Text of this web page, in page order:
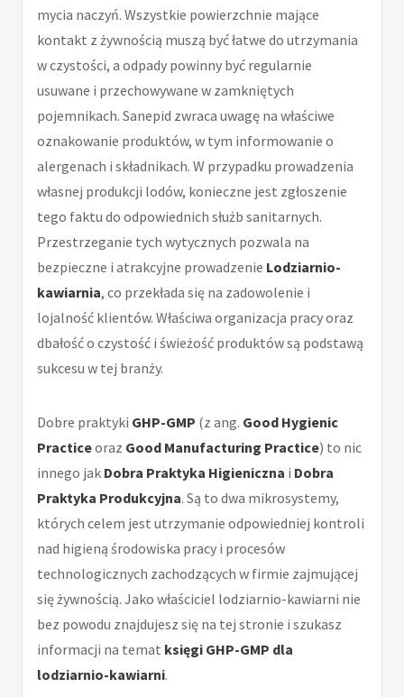
mycia naczyń. Wszystkie powierzchnie mające
kontakt z żywnością muszą być łatwe do utrzymania
w czystości, a odpady powinny być regularnie
usuwane i przechowywane w zamkniętych
pojemnikach. Sanepid zwraca uwagę na właściwe
oznakowanie produktów, w tym informowanie o
alergenach i składnikach. W przypadku prowadzenia
własnej produkcji lodów, konieczne jest zgłoszenie
tego faktu do odpowiednich służb sanitarnych.
Przestrzeganie tych wytycznych pozwala na
bezpieczne i atrakcyjne prowadzenie Lodziarnio-
kawiarnia, co przekłada się na zadowolenie i
lojalność klientów. Właściwa organizacja pracy oraz
dbałość o czystość i świeżość produktów są podstawą
sukcesu w tej branży.
Dobre praktyki GHP-GMP (z ang. Good Hygienic
Practiceoraz Good Manufacturing Practice) to nic
innego jak Dobra Praktyka Higieniczna i Dobra
Praktyka Produkcyjna. Są to dwa mikrosystemy,
których celem jest utrzymanie odpowiedniej kontroli
nad higieną środowiska pracy i procesów
technologicznych zachodzących w firmie zajmującej
się żywnością. Jako właściciel lodziarnio-kawiarni nie
bez powodu znajdujesz się na tej stronie i szukasz
informacji na temat księgi GHP-GMP dla
lodziarnio-kawiarni.